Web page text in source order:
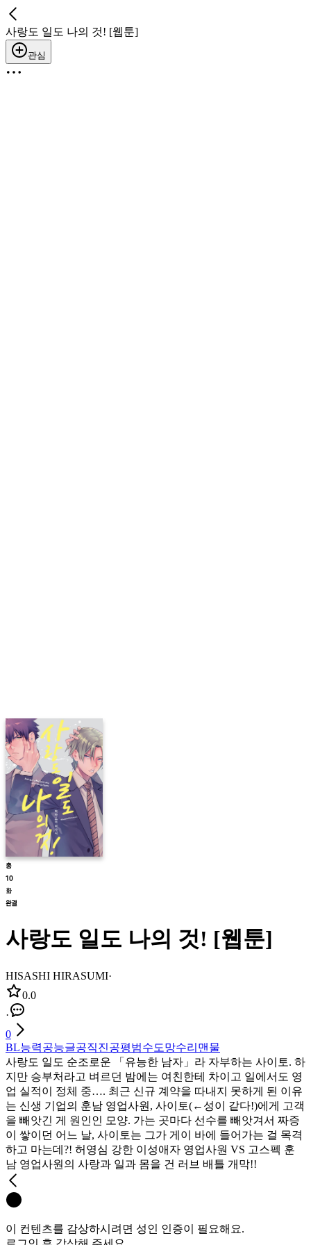
사랑도 일도 나의 것! [웹툰]
관심
사랑도 일도 나의 것! [웹툰]
HISASHI HIRASUMI·
0.0
·
0
BL능력공능글공직진공평범수도망수리맨물
사랑도 일도 순조로운 「유능한 남자」라 자부하는 사이토. 하
지만 승부처라고 벼르던 밤에는 여친한테 차이고 일에서도 영
업 실적이 정체 중…. 최근 신규 계약을 따내지 못하게 된 이유
는 신생 기업의 훈남 영업사원, 사이토(←성이 같다!)에게 고객
을 빼앗긴 게 원인인 모양. 가는 곳마다 선수를 빼앗겨서 짜증
이 쌓이던 어느 날, 사이토는 그가 게이 바에 들어가는 걸 목격
하고 마는데?! 허영심 강한 이성애자 영업사원 VS 고스펙 훈
남 영업사원의 사랑과 일과 몸을 건 러브 배틀 개막!!
이 컨텐츠를 감상하시려면 성인 인증이 필요해요.